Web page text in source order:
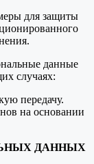
для защиты
данные
случаях:
передачу.
на основании
ДАННЫХ